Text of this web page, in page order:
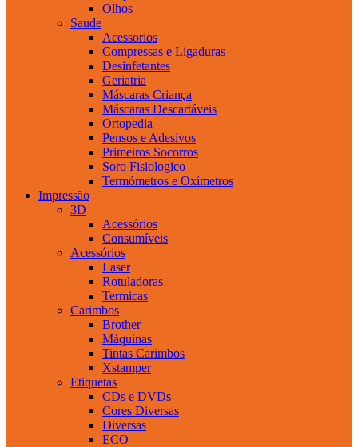
Olhos
Saude
Acessorios
Compressas e Ligaduras
Desinfetantes
Geriatria
Máscaras Criança
Máscaras Descartáveis
Ortopedia
Pensos e Adesivos
Primeiros Socorros
Soro Fisiologico
Termómetros e Oxímetros
Impressão
3D
Acessórios
Consumíveis
Acessórios
Laser
Rotuladoras
Termicas
Carimbos
Brother
Máquinas
Tintas Carimbos
Xstamper
Etiquetas
CDs e DVDs
Cores Diversas
Diversas
ECO